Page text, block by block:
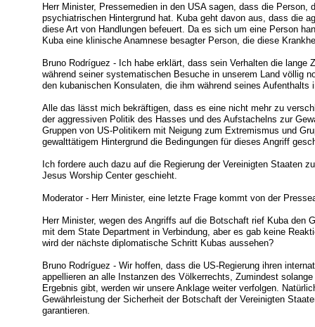
Herr Minister, Pressemedien in den USA sagen, dass die Person,
psychiatrischen Hintergrund hat. Kuba geht davon aus, dass die
diese Art von Handlungen befeuert. Da es sich um eine Person
Kuba eine klinische Anamnese besagter Person, die diese
Bruno Rodríguez - Ich habe erklärt, dass sein Verhalten die lange
während seiner systematischen Besuche in unserem Land völlig
den kubanischen Konsulaten, die ihm während seines Aufenthalts
Alle das lässt mich bekräftigen, dass es eine nicht mehr zu
der aggressiven Politik des Hasses und des Aufstachelns zur
Gruppen von US-Politikern mit Neigung zum Extremismus und
gewalttätigem Hintergrund die Bedingungen für dieses Angriff
Ich fordere auch dazu auf die Regierung der Vereinigten Staaten
Jesus Worship Center geschieht.
Moderator - Herr Minister, eine letzte Frage kommt von der
Herr Minister, wegen des Angriffs auf die Botschaft rief Kuba den
mit dem State Department in Verbindung, aber es gab keine
wird der nächste diplomatische Schritt Kubas aussehen?
Bruno Rodríguez - Wir hoffen, dass die US-Regierung ihren
appellieren an alle Instanzen des Völkerrechts, Zumindest
Ergebnis gibt, werden wir unsere Anklage weiter verfolgen.
Gewährleistung der Sicherheit der Botschaft der Vereinigten
garantieren.